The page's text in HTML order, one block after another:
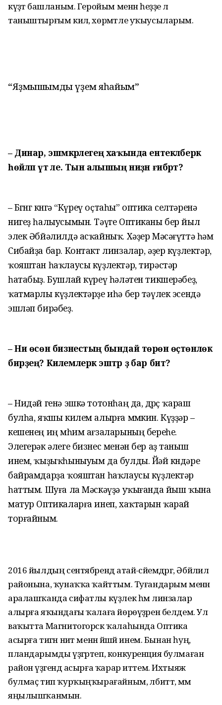
күҙәтә башланым. Геройым менән һеҙҙе лә
таныштырғым килә, хөрмәтле уҡыусыларым.
“Яҙмышымды үҙем яһайым”
– Динар, эшмәкәрлегең хаҡында ентекләберәк
һөйләп үт әле. Тын алышың ниҙән ғибәрәт?
– Бөгөнгө көнгә “Күреү оҫтаһы” оптика селтәренә
нигеҙ һалыусымын. Тәүге Оптиканы бер йыл
элек Әбйәлилдә асҡайныҡ. Хәҙер Мәсәғүттә һәм
Сибайҙа бар. Контакт линзалар, әҙер күҙлектәр,
ҡояштан һаҡлаусы күҙлектәр, тирәстәр
һатабыҙ. Бушлай күреү һәләтен тикшерәбеҙ,
ҡатмарлы күҙлектәрҙе иһә бер тәүлек эсендә
эшләп бирәбеҙ.
– Ни өсөн бизнестың бындай төрөнә өҫтөнлөк
бирҙең? Килемлерәк эштәр ҙә бар бит?
– Нидәй генә эшкә тотонһаң да, дөрөҫ ҡараш
булһа, яҡшы килем алырға мөмкин. Күҙҙәр –
кешенең иң мөһим ағзаларының береһе.
Элегерәк әлеге бизнес менән бер аҙ таныш
инем, ҡыҙыҡһыныуым да булды. Йәй көндәре
байрамдарҙа ҡояштан һаҡлаусы күҙлектәр
һаттым. Шуға ла Мәскәүҙә уҡығанда йыш ҡына
матур Оптикаларға инеп, хаҡтарын ҡарай
торғайным.
2016 йылдың сентябрендә атай-әсәйемдәргә, Әбйәлил
районына, ҡунаҡҡа ҡайттым. Туғандарым менән
аралашҡанда сифатлы күҙлек һәм линзалар
алырға яҡындағы ҡалаға йөрөүҙәрен белдем. Ул
ваҡытта Магнитогорск ҡалаһында Оптика
асырға тигән ниәт менән йәшәй инем. Бынан һуң,
пландарымды үҙгәртеп, конкуренция булмаған
район үҙәгендә асырға ҡарар иттем. Ихтыяж
булмаҫ тип ҡурҡыңҡырағайным, әлбиттә, әммә
яңылышҡанмын.